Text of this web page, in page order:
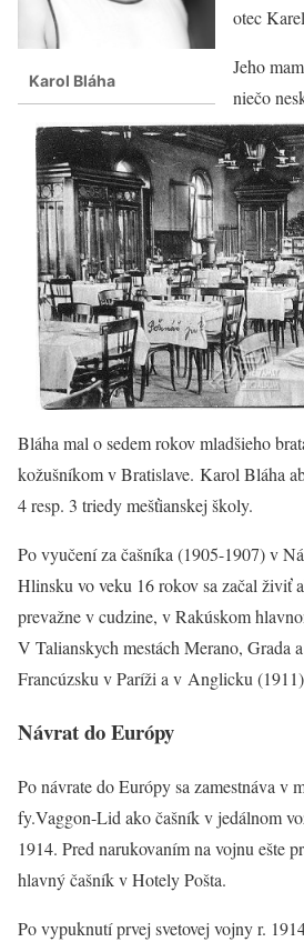
Karol Bláha
otec
Jeho
niečo
Bláha mal o sedem rokov mladšieho
kožušníkom v Bratislave. Karol Bláha
4 resp. 3 triedy mešťianskej školy.
Po vyučení za čašníka (1905-1907) v
Hlinsku vo veku 16 rokov sa začal živiť
prevažne v cudzine, v Rakúskom
V Talianskych mestách Merano, Grada
Francúzsku v Paríži a v Anglicku
Návrat do Európy
Po návrate do Európy sa zamestnáva v
fy.Vaggon-Lid ako čašník v jedálnom
1914. Pred narukovaním na vojnu ešte
hlavný čašník v Hotely Pošta.
Po vypuknutí prvej svetovej vojny r.